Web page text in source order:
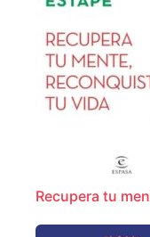
Recupera tu